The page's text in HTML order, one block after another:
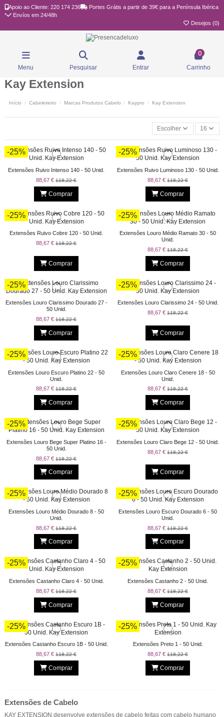
Apoio ao Cliente: 220 174 236
Portes Grátis a partir de 39€ para a Península Ibérica
*
Envíos em 24/48h
Desejos (0)
Menu Pesquisar Entrar
0
Carrinho
Kay Extension
Início Cabeleireiro Marcas Produtos Cabelo Kaypro Kay Extension
Escolher 16
-25%
Extensões Ruivo Intenso 140 - 50 Unid.
88,67 € 118,22 €
Comprar
-25%
Extensões Ruivo Luminoso 130 - 50 Unid.
88,67 € 118,22 €
Comprar
-25%
Extensões Ruivo Cobre 120 - 50 Unid.
88,67 € 118,22 €
Comprar
-25%
Extensões Louro Médio Ramato 30 - 50
Unid.
88,67 € 118,22 €
Comprar
-25%
Extensões Louro Clarissimo Dourado 27 -
50 Unid.
88,67 € 118,22 €
Comprar
-25%
Extensões Louro Clarissimo 24 - 50 Unid.
88,67 € 118,22 €
Comprar
-25%
Extensões Louro Escuro Platino 22 - 50
Unid.
88,67 € 118,22 €
Comprar
-25%
Extensões Louro Claro Cenere 18 - 50
Unid.
88,67 € 118,22 €
Comprar
-25%
Extensões Louro Bege Super Platino 16 -
50 Unid.
88,67 € 118,22 €
Comprar
-25%
Extensões Louro Claro Bege 12 - 50 Unid.
88,67 € 118,22 €
Comprar
-25%
Extensões Louro Médio Dourado 8 - 50
Unid.
88,67 € 118,22 €
Comprar
-25%
Extensões Louro Escuro Dourado 6 - 50
Unid.
88,67 € 118,22 €
Comprar
-25%
Extensões Castanho Claro 4 - 50 Unid.
88,67 € 118,22 €
Comprar
-25%
Extensões Castanho 2 - 50 Unid.
88,67 € 118,22 €
Comprar
-25%
Extensões Castanho Escuro 1B - 50 Unid.
88,67 € 118,22 €
Comprar
-25%
Extensões Preto 1 - 50 Unid.
88,67 € 118,22 €
Comprar
Extensões de Cabelo
KAY EXTENSION desenvolve extensões de cabelo feitas com cabelo humano